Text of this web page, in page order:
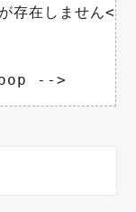
在しません</